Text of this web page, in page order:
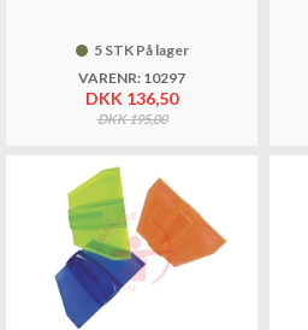
5 STK På lager
VARENR: 10297
DKK 136,50
DKK 195,00